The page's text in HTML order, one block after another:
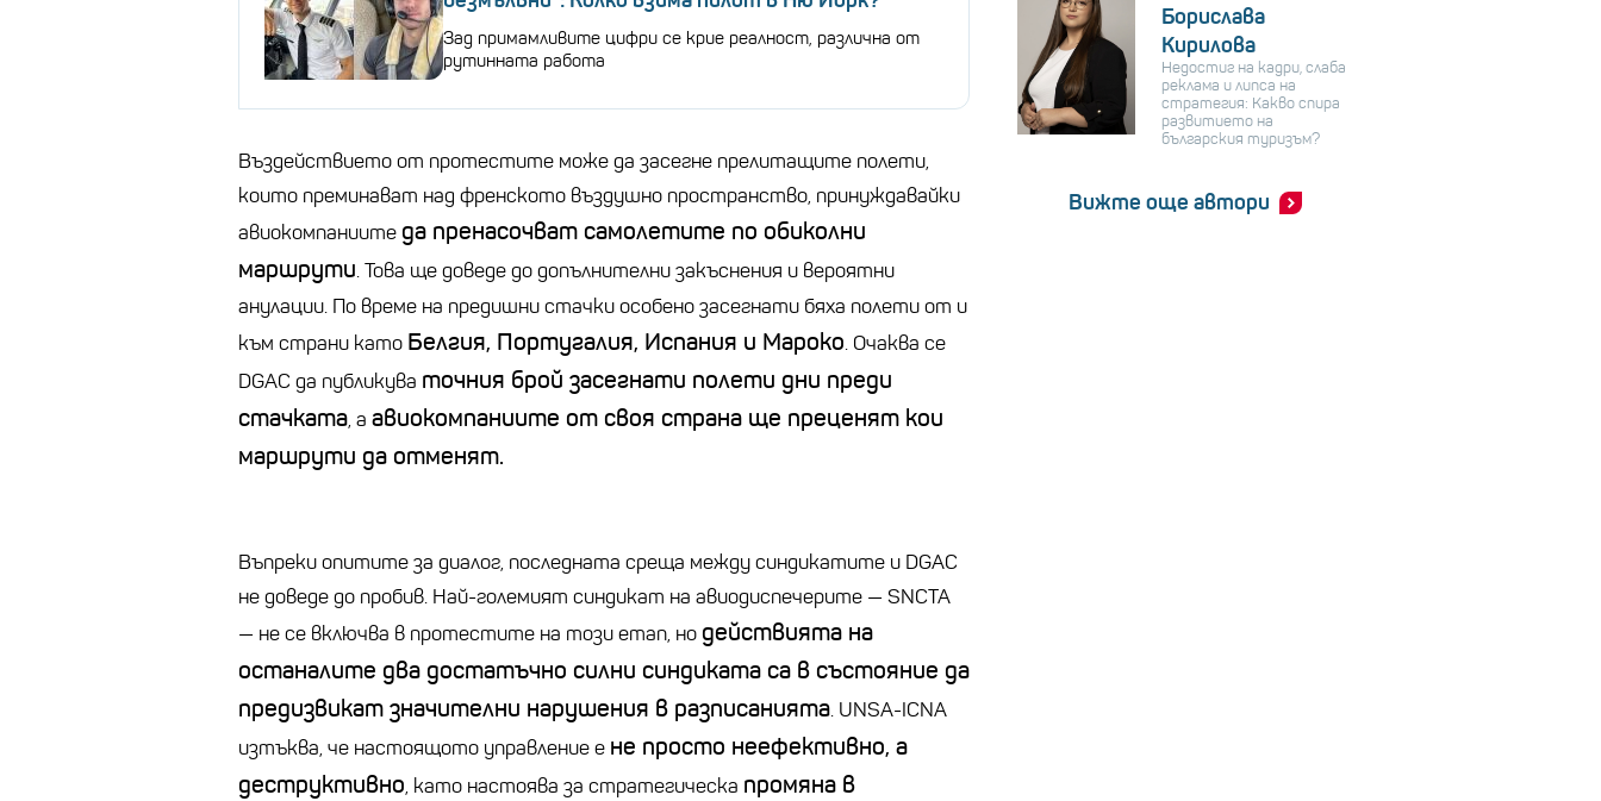
Зад примамливите цифри се крие реалност, различна от
рутинната работа
Въздействието от протестите може да засегне прелитащите полети,
които преминават над френското въздушно пространство, принуждавайки
авиокомпаниите да пренасочват самолетите по обиколни
маршрути. Това ще доведе до допълнителни закъснения и вероятни
анулации. По време на предишни стачки особено засегнати бяха полети от и
към страни като Белгия, Португалия, Испания и Мароко. Очаква се
DGAC да публикува точния брой засегнати полети дни преди
стачката, а авиокомпаниите от своя страна ще преценят кои
маршрути да отменят.
Въпреки опитите за диалог, последната среща между синдикатите и DGAC
не доведе до пробив. Най-големият синдикат на авиодиспечерите — SNCTA
— не се включва в протестите на този етап, но действията на
останалите два достатъчно силни синдиката са в състояние да
предизвикат значителни нарушения в разписанията. UNSA-ICNA
изтъква, че настоящото управление е не просто неефективно, а
деструктивно, като настоява за стратегическа промяна в
Борислава
Кирилова
Недостиг на кадри, слаба
реклама и липса на
стратегия: Какво спира
развитието на
българския туризъм?
Вижте още автори